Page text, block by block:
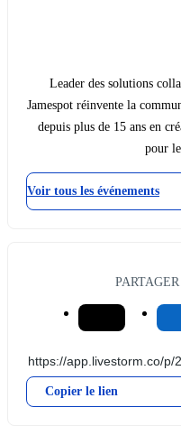
Leader des solutions
Jamespot réinvente la
depuis plus de 15 ans en
pour
Voir tous les événements
Copier le lien